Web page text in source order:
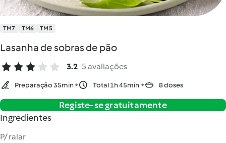
TM7 TM6 TM5
Lasanha de sobras de pão
3.2 5 avaliações
Preparação 35min Total 1h 45min 8 doses
Registe-se gratuitamente
Ingredientes
P/ ralar